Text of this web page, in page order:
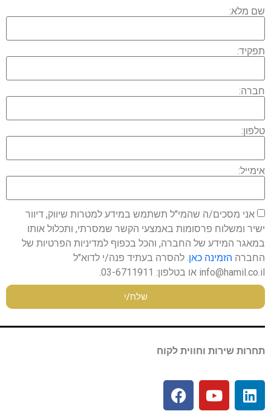
שם מלא:
תפקיד:
חברה:
טלפון:
אימייל:
אני מסכים/ה שהמי"ל תשתמש במידע למטרות שיווק, דיוור
ישיר ומשלוח פרסומות באמצעי הקשר שמסרתי, ותכלול אותו
במאגר המידע של החברה, והכל בכפוף למדיניות הפרטיות של
החברההזמינה כאן. להסרה בעתיד פנה/י לדוא"ל
info@hamil.co.il או בטלפון: 03-6711911.
שלח/י
תחרות שירות וחווית לקוח